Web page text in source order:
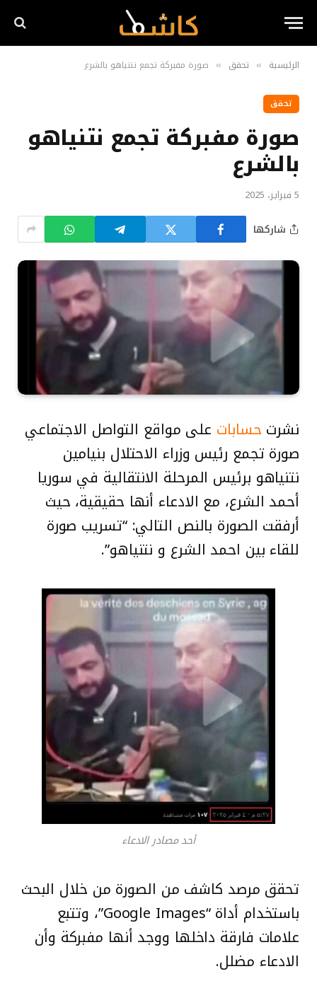
الرئيسية » تحقق » صورة مفبركة تجمع نتنياهو بالشرع
تحقق
صورة مفبركة تجمع نتنياهو
بالشرع
5 فبراير، 2025
شاركها
نشرت حسابات على مواقع التواصل الاجتماعي
صورة تجمع رئيس وزراء الاحتلال بنيامين
نتنياهو برئيس المرحلة الانتقالية في سوريا
أحمد الشرع، مع الادعاء أنها حقيقية، حيث
أرفقت الصورة بالنص التالي: “تسريب صورة
للقاء بين احمد الشرع و نتنياهو”.
أحد مصادر الادعاء
تحقق مرصد كاشف من الصورة من خلال البحث
باستخدام أداة “Google Images”، وتتبع
علامات فارقة داخلها ووجد أنها مفبركة وأن
الادعاء مضلل.